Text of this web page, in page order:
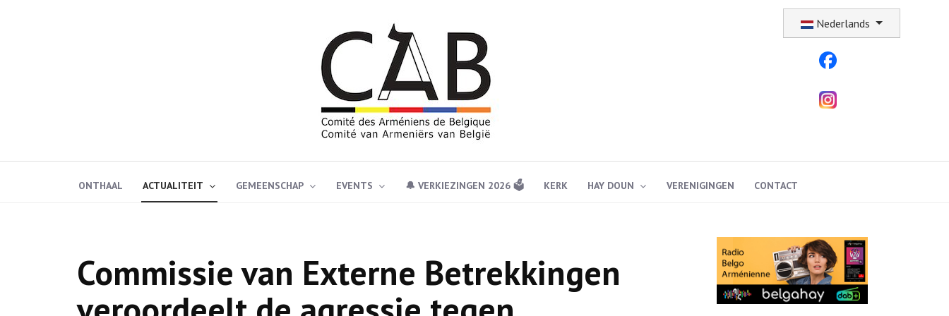
Nederlands
ONTHAAL ACTUALITEIT GEMEENSCHAP EVENTS 🔔 VERKIEZINGEN 2026 🗳️ KERK HAY DOUN VERENIGINGEN CONTACT
Commissie van Externe Betrekkingen